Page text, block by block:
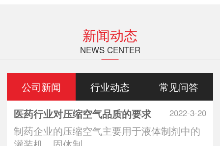
新闻动态
NEWS CENTER
公司新闻 行业动态 常见问答
2022-3-20
医药行业对压缩空气品质的要求
制药企业的压缩空气主要用于液体制剂中的